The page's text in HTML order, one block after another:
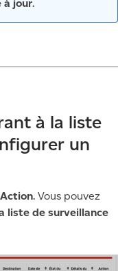
à jour.
à la liste
un
Action. Vous pouvez
liste de surveillance